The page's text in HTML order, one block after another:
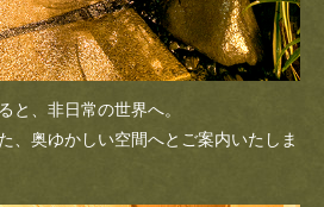
と、非日常の世界へ。
、奥ゆかしい空間へとご案内いたしま